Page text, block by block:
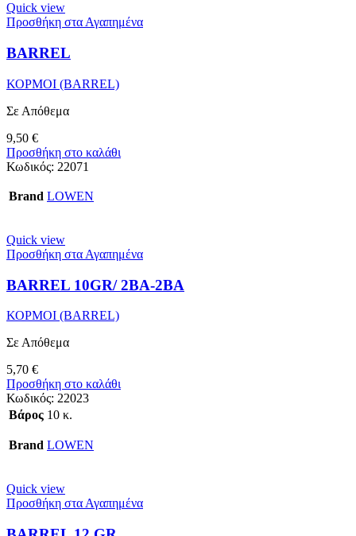
Quick view
Προσθήκη στα Αγαπημένα
BARREL
ΚΟΡΜΟΙ (BARREL)
Σε Απόθεμα
9,50 €
Προσθήκη στο καλάθι
Κωδικός: 22071
Brand LOWEN
Quick view
Προσθήκη στα Αγαπημένα
BARREL 10GR/ 2BA-2BA
ΚΟΡΜΟΙ (BARREL)
Σε Απόθεμα
5,70 €
Προσθήκη στο καλάθι
Κωδικός: 22023
Βάρος 10 κ.
Brand LOWEN
Quick view
Προσθήκη στα Αγαπημένα